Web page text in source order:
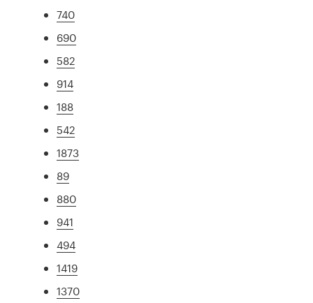
740
690
582
914
188
542
1873
89
880
941
494
1419
1370